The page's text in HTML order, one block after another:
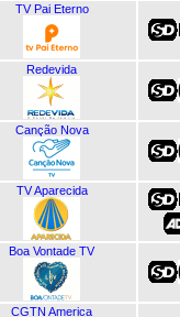
TV Pai Eterno
Redevida
Canção Nova
TV Aparecida
Boa Vontade TV
CGTN America